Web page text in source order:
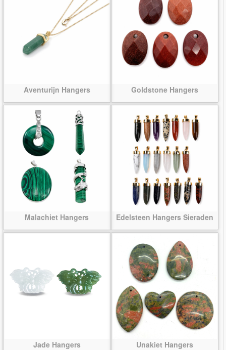
Aventurijn Hangers Goldstone Hangers
Malachiet Hangers Edelsteen Hangers Sieraden
Jade Hangers Unakiet Hangers